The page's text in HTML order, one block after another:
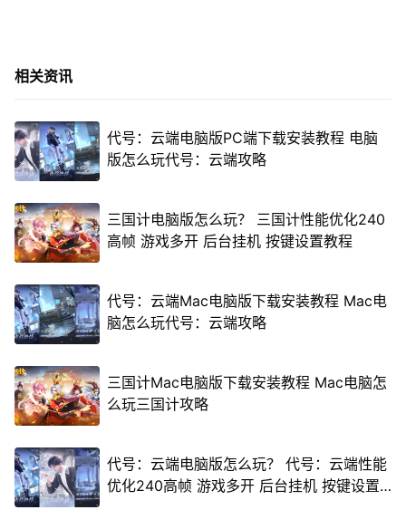
相关资讯
代号：云端电脑版PC端下载安装教程 电脑
版怎么玩代号：云端攻略
三国计电脑版怎么玩？ 三国计性能优化240
高帧 游戏多开 后台挂机 按键设置教程
代号：云端Mac电脑版下载安装教程 Mac电
脑怎么玩代号：云端攻略
三国计Mac电脑版下载安装教程 Mac电脑怎
么玩三国计攻略
代号：云端电脑版怎么玩？ 代号：云端性能
优化240高帧 游戏多开 后台挂机 按键设置